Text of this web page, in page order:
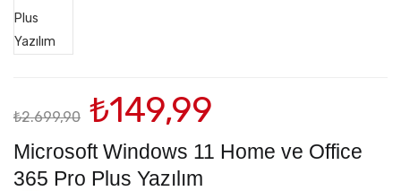
Microsoft Windows 11 Home ve Office
365 Pro Plus Yazılım
₺2.699,90 Orijinal
fiyat:
₺2.699,90.
₺149,99
fiyat: